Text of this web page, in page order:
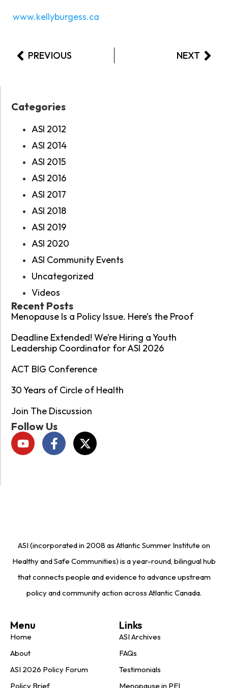
www.kellyburgess.ca
PREVIOUS NEXT
Categories
ASI 2012
ASI 2014
ASI 2015
ASI 2016
ASI 2017
ASI 2018
ASI 2019
ASI 2020
ASI Community Events
Uncategorized
Videos
Recent Posts
Menopause Is a Policy Issue. Here’s the Proof
Deadline Extended! We’re Hiring a Youth
Leadership Coordinator for ASI 2026
ACT BIG Conference
30 Years of Circle of Health
Join The Discussion
Follow Us
ASI (incorporated in 2008 as Atlantic Summer Institute on
Healthy and Safe Communities) is a year-round, bilingual hub
that connects people and evidence to advance upstream
policy and community action across Atlantic Canada.
Menu
Home
About
ASI 2026 Policy Forum
Policy Brief
Links
ASI Archives
FAQs
Testimonials
Menopause in PEI